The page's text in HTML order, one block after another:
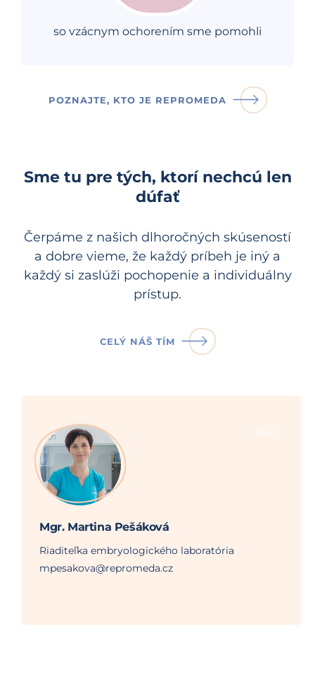
so vzácnym ochorením sme pomohli
POZNAJTE, KTO JE REPROMEDA
Sme tu pre tých, ktorí nechcú len
dúfať
Čerpáme z našich dlhoročných skúseností
a dobre vieme, že každý príbeh je iný a
každý si zaslúži pochopenie a individuálny
prístup.
CELÝ NÁŠ TÍM
Mgr. Martina Pešáková
Riaditeľka embryologického laboratória
mpesakova@repromeda.cz